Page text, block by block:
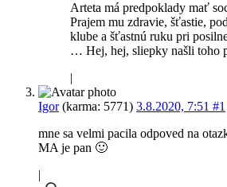
Arteta má predpoklady mať
Prajem mu zdravie, šťastie,
klube a šťastnú ruku pri
… Hej, hej, sliepky našli toho
|
Igor(karma: 5771) 3.8.2020, 7:51 #1
mne sa velmi pacila odpoved na
MA je pan 🙂
|